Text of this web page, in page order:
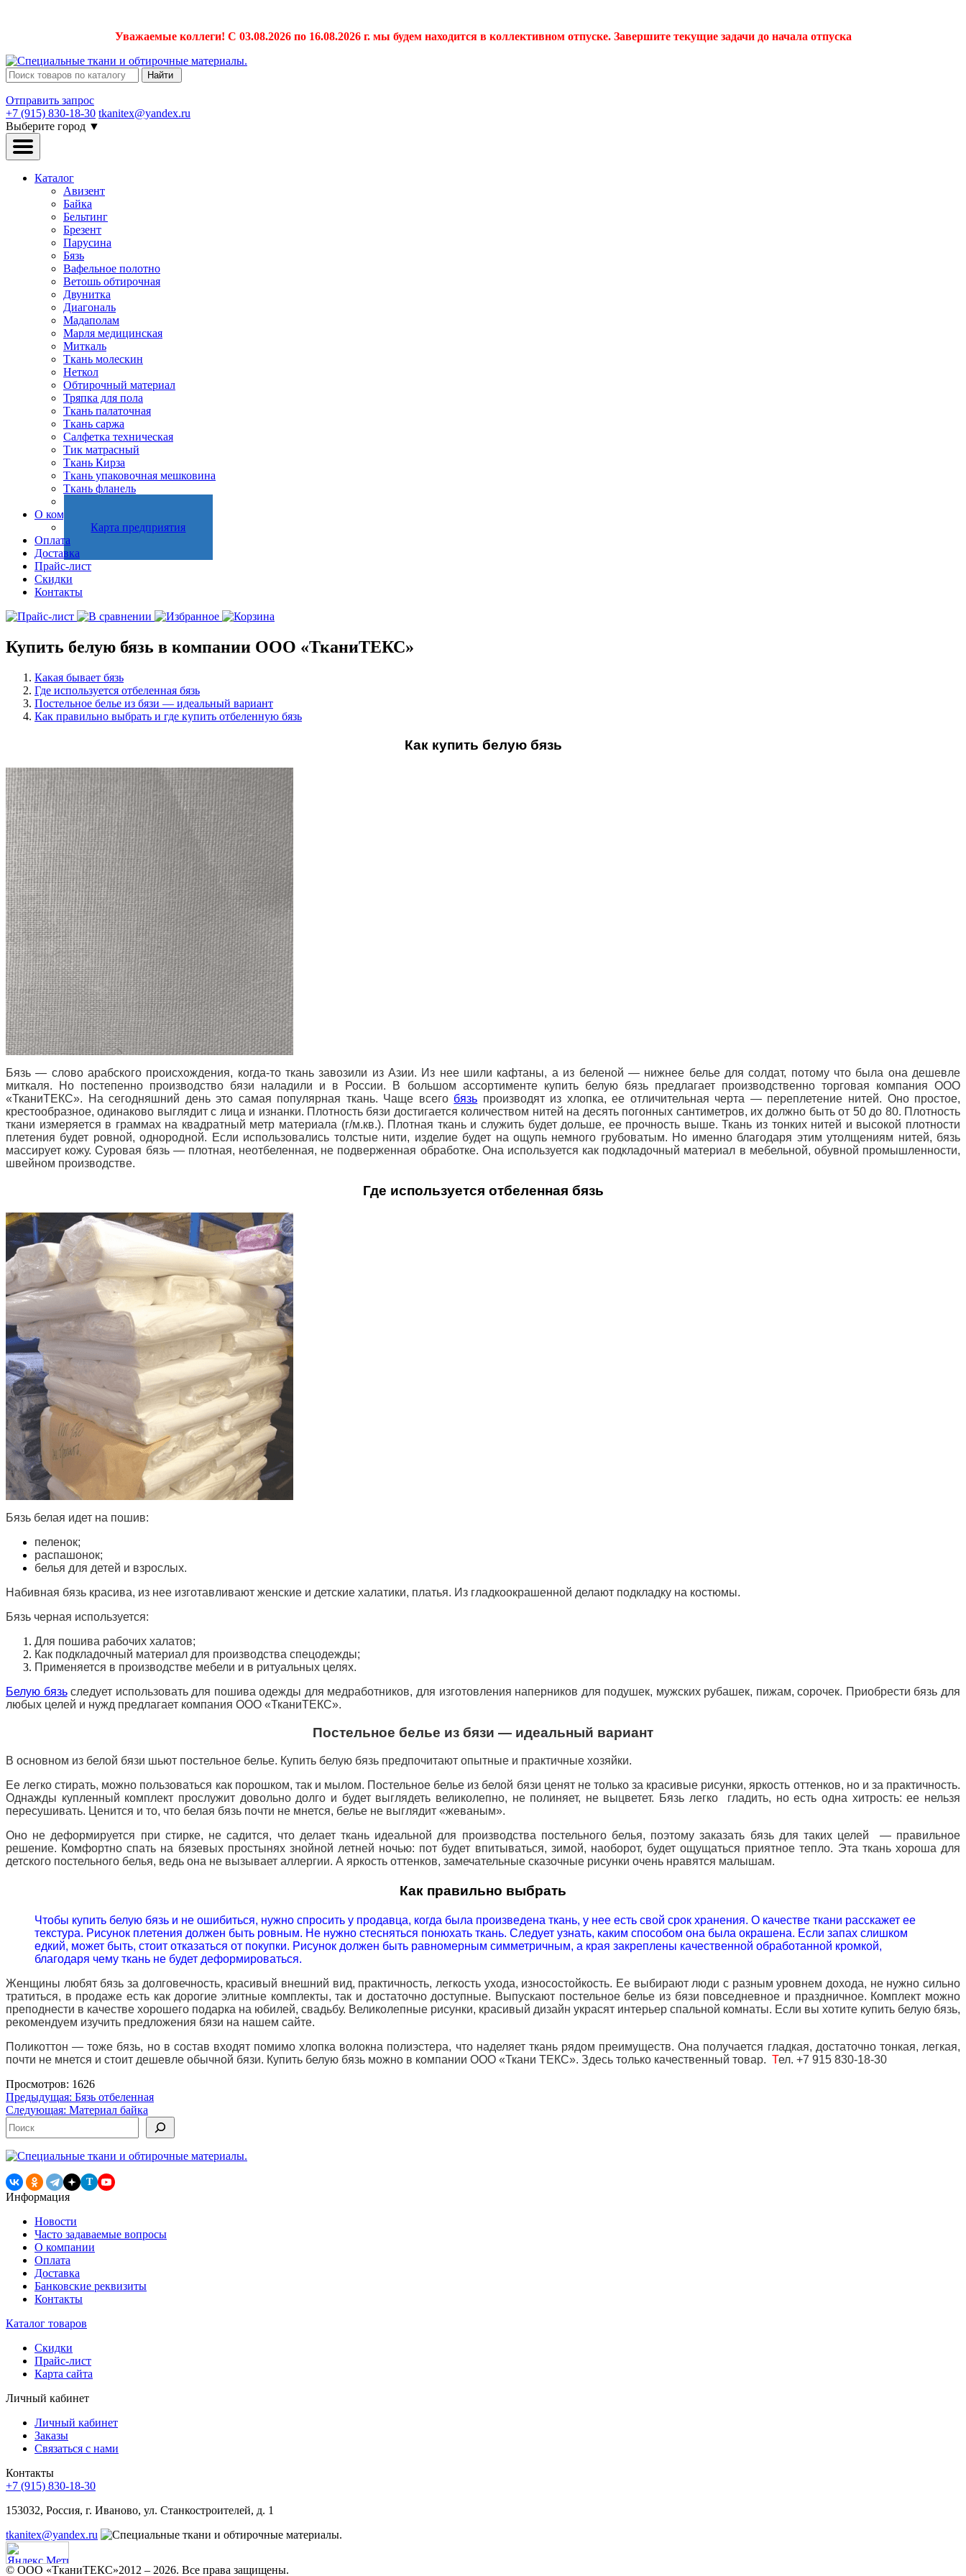
Уважаемые коллеги! С 03.08.2026 по 16.08.2026 г. мы будем находится в коллективном отпуске. Завершите текущие задачи до начала отпуска
Найти
Отправить запрос
+7 (915) 830-18-30 tkanitex@yandex.ru
Выберите город ▼
Каталог
Авизент
Байка
Бельтинг
Брезент
Парусина
Бязь
Вафельное полотно
Ветошь обтирочная
Двунитка
Диагональ
Мадаполам
Марля медицинская
Миткаль
Ткань молескин
Неткол
Обтирочный материал
Тряпка для пола
Ткань палаточная
Ткань саржа
Салфетка техническая
Тик матрасный
Ткань Кирза
Ткань упаковочная мешковина
Ткань фланель
О компании
Карта предприятия
Оплата
Доставка
Прайс-лист
Скидки
Контакты
Купить белую бязь в компании ООО «ТканиТЕКС»
Какая бывает бязь
Где используется отбеленная бязь
Постельное белье из бязи — идеальный вариант
Как правильно выбрать и где купить отбеленную бязь
Как купить белую бязь
Бязь — слово арабского происхождения, когда-то ткань завозили из Азии. Из нее шили кафтаны, а из беленой — нижнее белье для солдат, потому что была она дешевле
миткаля. Но постепенно производство бязи наладили и в России. В большом ассортименте купить белую бязь предлагает производственно торговая компания ООО
«ТканиТЕКС». На сегодняшний день это самая популярная ткань. Чаще всего бязь производят из хлопка, ее отличительная черта — переплетение нитей. Оно простое,
крестообразное, одинаково выглядит с лица и изнанки. Плотность бязи достигается количеством нитей на десять погонных сантиметров, их должно быть от 50 до 80. Плотность
ткани измеряется в граммах на квадратный метр материала (г/м.кв.). Плотная ткань и служить будет дольше, ее прочность выше. Ткань из тонких нитей и высокой плотности
плетения будет ровной, однородной. Если использовались толстые нити, изделие будет на ощупь немного грубоватым. Но именно благодаря этим утолщениям нитей, бязь
массирует кожу.Суровая бязь — плотная, неотбеленная, не подверженная обработке. Она используется как подкладочный материал в мебельной, обувной промышленности,
швейном производстве.
Где используется отбеленная бязь
Бязь белая идет на пошив:
пеленок;
распашонок;
белья для детей и взрослых.
Набивная бязь красива, из нее изготавливают женские и детские халатики, платья. Из гладкоокрашенной делают подкладку на костюмы.
Бязь черная используется:
Для пошива рабочих халатов;
Как подкладочный материал для производства спецодежды;
Применяется в производстве мебели и в ритуальных целях.
Белую бязьследует использовать для пошива одежды для медработников, для изготовления наперников для подушек, мужских рубашек, пижам, сорочек. Приобрести бязь для
любых целей и нужд предлагает компания ООО «ТканиТЕКС».
Постельное белье из бязи — идеальный вариант
В основном из белой бязи шьют постельное белье. Купить белую бязь предпочитают опытные и практичные хозяйки.
Ее легко стирать, можно пользоваться как порошком, так и мылом. Постельное белье из белой бязи ценят не только за красивые рисунки, яркость оттенков, но и за практичность.
Однажды купленный комплект прослужит довольно долго и будет выглядеть великолепно, не полиняет, не выцветет. Бязь легко гладить, но есть одна хитрость: ее нельзя
пересушивать. Ценится и то, что белая бязь почти не мнется, белье не выглядит «жеваным».
Оно не деформируется при стирке, не садится, что делает ткань идеальной для производства постельного белья, поэтому заказать бязь для таких целей — правильное
решение. Комфортно спать на бязевых простынях знойной летней ночью: пот будет впитываться, зимой, наоборот, будет ощущаться приятное тепло. Эта ткань хороша для
детского постельного белья, ведь она не вызывает аллергии. А яркость оттенков, замечательные сказочные рисунки очень нравятся малышам.
Как правильно выбрать
Чтобы купить белую бязь и не ошибиться, нужно спросить у продавца, когда была произведена ткань, у нее есть свой срок хранения. О качестве ткани расскажет ее
текстура. Рисунок плетения должен быть ровным. Не нужно стесняться понюхать ткань. Следует узнать, каким способом она была окрашена. Если запах слишком
едкий, может быть, стоит отказаться от покупки. Рисунок должен быть равномерным симметричным, а края закреплены качественной обработанной кромкой,
благодаря чему ткань не будет деформироваться.
Женщины любят бязь за долговечность, красивый внешний вид, практичность, легкость ухода, износостойкость. Ее выбирают люди с разным уровнем дохода, не нужно сильно
тратиться, в продаже есть как дорогие элитные комплекты, так и достаточно доступные. Выпускают постельное белье из бязи повседневное и праздничное. Комплект можно
преподнести в качестве хорошего подарка на юбилей, свадьбу. Великолепные рисунки, красивый дизайн украсят интерьер спальной комнаты. Если вы хотите купить белую бязь,
рекомендуем изучить предложения бязи на нашем сайте.
Поликоттон — тоже бязь, но в состав входят помимо хлопка волокна полиэстера, что наделяет ткань рядом преимуществ. Она получается гладкая, достаточно тонкая, легкая,
почти не мнется и стоит дешевле обычной бязи. Купить белую бязь можно в компании ООО «Ткани ТЕКС». Здесь только качественный товар. Тел. +7 915 830-18-30
Просмотров: 1626
Навигация
по
записям
Предыдущая: Бязь отбеленная
Следующая: Материал байка
Поиск
T
Информация
Новости
Часто задаваемые вопросы
О компании
Оплата
Доставка
Банковские реквизиты
Контакты
Каталог товаров
Скидки
Прайс-лист
Карта сайта
Личный кабинет
Личный кабинет
Заказы
Связаться с нами
Контакты
+7 (915) 830-18-30
153032, Россия, г. Иваново, ул. Станкостроителей, д. 1
tkanitex@yandex.ru
© ООО «ТканиТЕКС»2012 – 2026. Все права защищены.